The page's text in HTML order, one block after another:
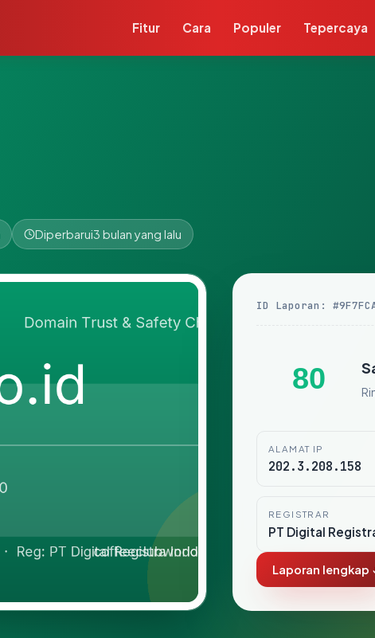
Fitur Cara Populer Tepercaya
Diperbarui3 bulan yang lalu
ID Laporan:
80
ALAMAT IP
202.3.208.158
REGISTRAR
PT Digital
Laporan lengkap